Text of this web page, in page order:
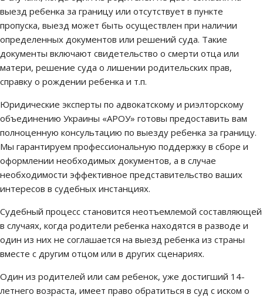
выезд ребенка за границу или отсутствует в пункте
пропуска, выезд может быть осуществлен при наличии
определенных документов или решений суда. Такие
документы включают свидетельство о смерти отца или
матери, решение суда о лишении родительских прав,
справку о рождении ребенка и т.п.
Юридические эксперты по адвокатскому и риэлторскому
объединению Украины «АРОУ» готовы предоставить вам
полноценную консультацию по выезду ребенка за границу.
Мы гарантируем профессиональную поддержку в сборе и
оформлении необходимых документов, а в случае
необходимости эффективное представительство ваших
интересов в судебных инстанциях.
Судебный процесс становится неотъемлемой составляющей
в случаях, когда родители ребенка находятся в разводе и
один из них не соглашается на выезд ребенка из страны
вместе с другим отцом или в других сценариях.
Один из родителей или сам ребенок, уже достигший 14-
летнего возраста, имеет право обратиться в суд с иском о